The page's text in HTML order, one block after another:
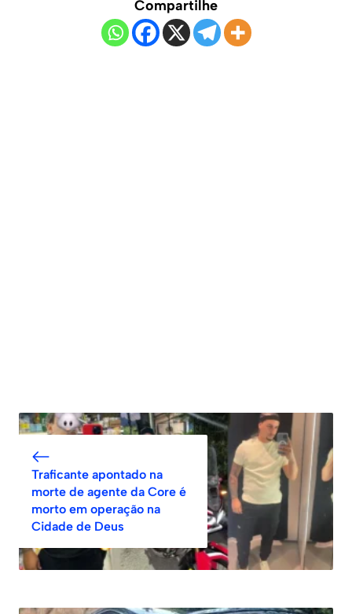
Compartilhe
Traficante apontado na
morte de agente da Core é
morto em operação na
Cidade de Deus